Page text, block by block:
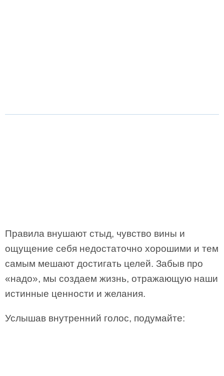
Правила внушают стыд, чувство вины и
ощущение себя недостаточно хорошими и тем
самым мешают достигать целей. Забыв про
«надо», мы создаем жизнь, отражающую наши
истинные ценности и желания.
Услышав внутренний голос, подумайте: